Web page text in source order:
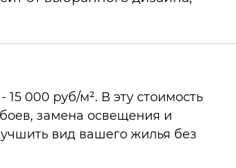
000 руб/м². В эту стоимость
замена освещения и
вид вашего жилья без